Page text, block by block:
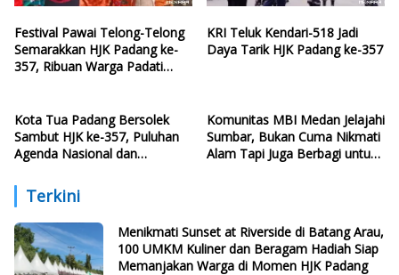
Festival Pawai Telong-Telong
Semarakkan HJK Padang ke-
357, Ribuan Warga Padati
KRI Teluk Kendari-518 Jadi
Daya Tarik HJK Padang ke-357
Kota Tua Padang Bersolek
Sambut HJK ke-357, Puluhan
Agenda Nasional dan
Komunitas MBI Medan Jelajahi
Sumbar, Bukan Cuma Nikmati
Alam Tapi Juga Berbagi untuk
Terkini
Menikmati Sunset at Riverside di Batang Arau,
100 UMKM Kuliner dan Beragam Hadiah Siap
Memanjakan Warga di Momen HJK Padang